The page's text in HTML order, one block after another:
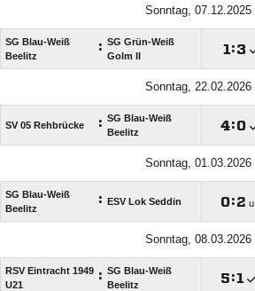
Sonntag, 07.12.2025
SG Blau-Weiß
Beelitz
: SG Grün-Weiß
Golm II
 :
Sonntag, 22.02.2026
SV 05 Rehbrücke : SG Blau-Weiß
Beelitz
:
Sonntag, 01.03.2026
SG Blau-Weiß
Beelitz
: ESV Lok Seddin : u
Sonntag, 08.03.2026
RSV Eintracht 1949
U21
: SG Blau-Weiß
Beelitz
: